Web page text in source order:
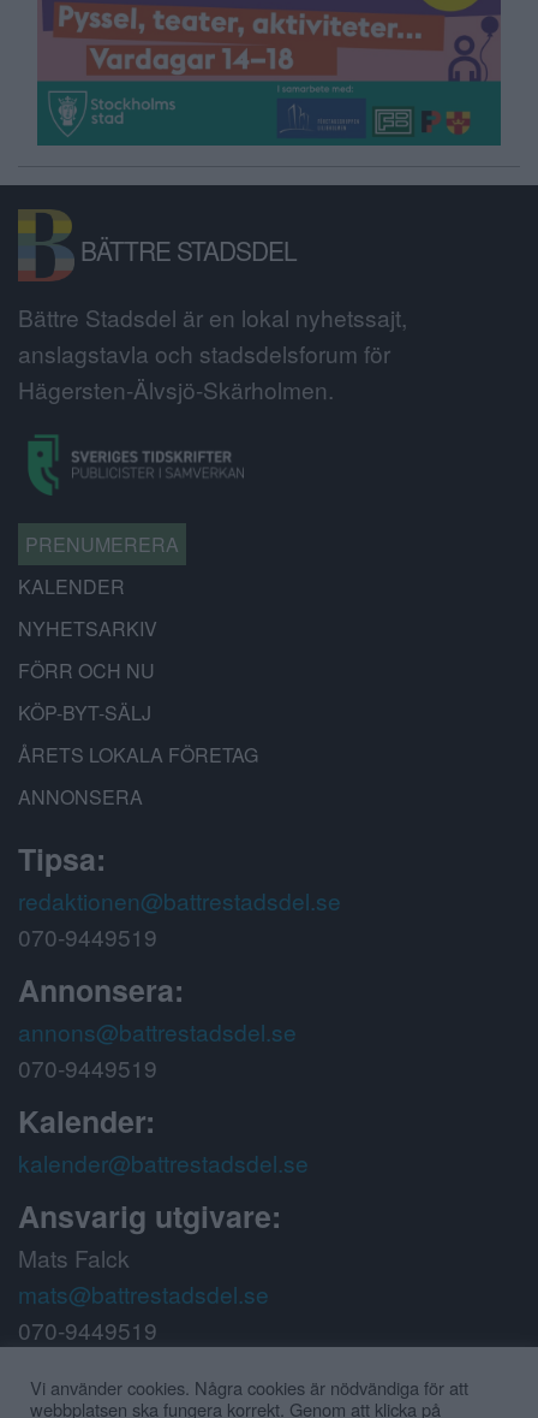
BÄTTRE STADSDEL
Bättre Stadsdel är en lokal nyhetssajt,
anslagstavla och stadsdelsforum för
Hägersten-Älvsjö-Skärholmen.
PRENUMERERA
KALENDER
NYHETSARKIV
FÖRR OCH NU
KÖP-BYT-SÄLJ
ÅRETS LOKALA FÖRETAG
ANNONSERA
Tipsa:
redaktionen@battrestadsdel.se
070-9449519
Annonsera:
annons@battrestadsdel.se
070-9449519
Kalender:
kalender@battrestadsdel.se
Ansvarig utgivare:
Mats Falck
mats@battrestadsdel.se
070-9449519
Följ oss på:
Vi använder cookies. Några cookies är nödvändiga för att
webbplatsen ska fungera korrekt. Genom att klicka på